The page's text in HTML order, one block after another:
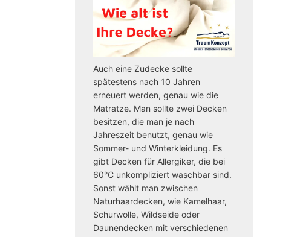
Auch eine Zudecke sollte
spätestens nach 10 Jahren
erneuert werden, genau wie die
Matratze. Man sollte zwei Decken
besitzen, die man je nach
Jahreszeit benutzt, genau wie
Sommer- und Winterkleidung. Es
gibt Decken für Allergiker, die bei
60°C unkompliziert waschbar sind.
Sonst wählt man zwischen
Naturhaardecken, wie Kamelhaar,
Schurwolle, Wildseide oder
Daunendecken mit verschiedenen